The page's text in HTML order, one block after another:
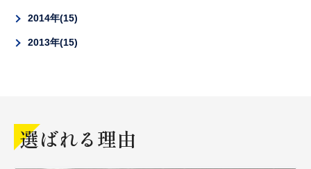
2014年 15
2013年 15
選ばれる理由